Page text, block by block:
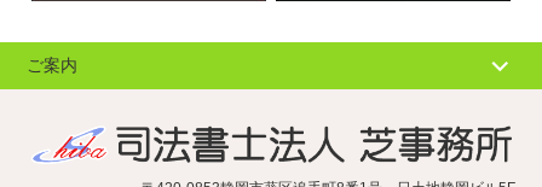
ご案内
サイトマップ